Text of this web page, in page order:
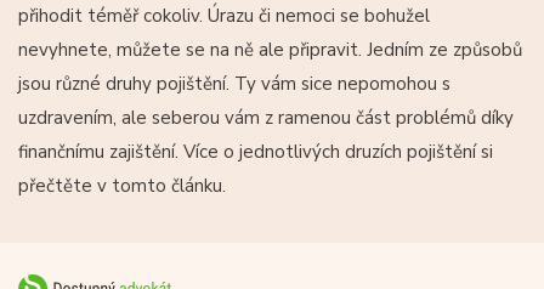
přihodit téměř cokoliv. Úrazu či nemoci se bohužel
nevyhnete, můžete se na ně ale připravit. Jedním ze způsobů
jsou různé druhy pojištění. Ty vám sice nepomohou s
uzdravením, ale seberou vám z ramenou část problémů díky
finančnímu zajištění. Více o jednotlivých druzích pojištění si
přečtěte v tomto článku.